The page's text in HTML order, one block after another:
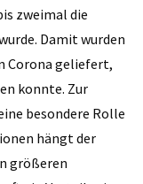
zweimal die
Damit wurden
Corona geliefert,
konnte. Zur
besondere Rolle
hängt der
größeren